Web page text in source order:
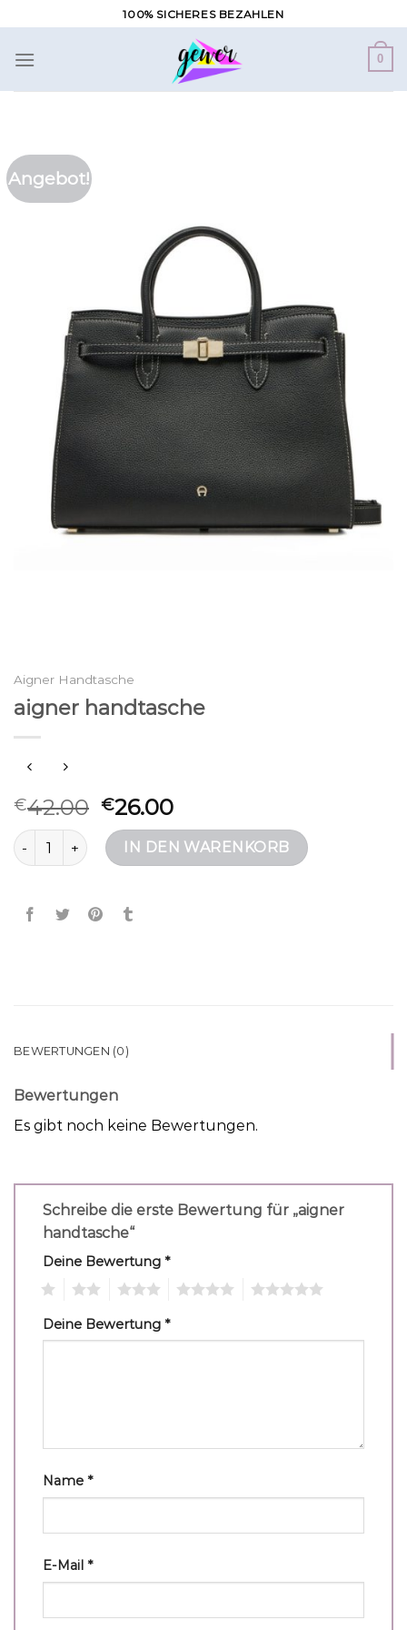
Inhalt
springen
100% SICHERES BEZAHLEN
0
Angebot!
Aigner Handtasche
aigner handtasche
€42.00 €26.00
aigner handtasche MengeIN DEN WARENKORB
BEWERTUNGEN (0)
Bewertungen
Es gibt noch keine Bewertungen.
Schreibe die erste Bewertung für „aigner
handtasche“
Deine Bewertung *
Deine Bewertung *
Name *
E-Mail *